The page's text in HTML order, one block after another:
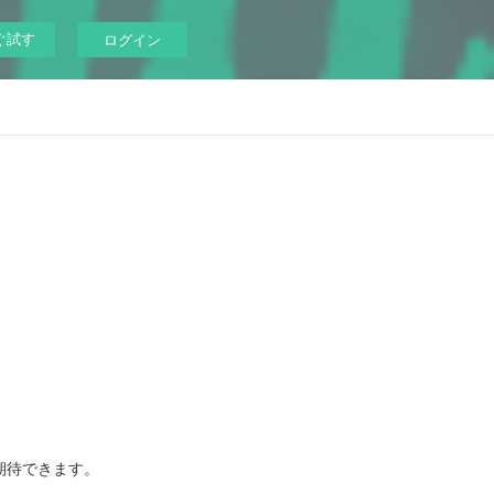
試す ログイン
できます。